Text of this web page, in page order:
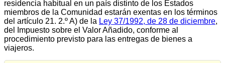
residencia habitual en un país distinto de los Estados
miembros de la Comunidad estarán exentas en los términos
del artículo 21. 2.º A) de la Ley 37/1992, de 28 de diciembre,
del Impuesto sobre el Valor Añadido, conforme al
procedimiento previsto para las entregas de bienes a
viajeros.